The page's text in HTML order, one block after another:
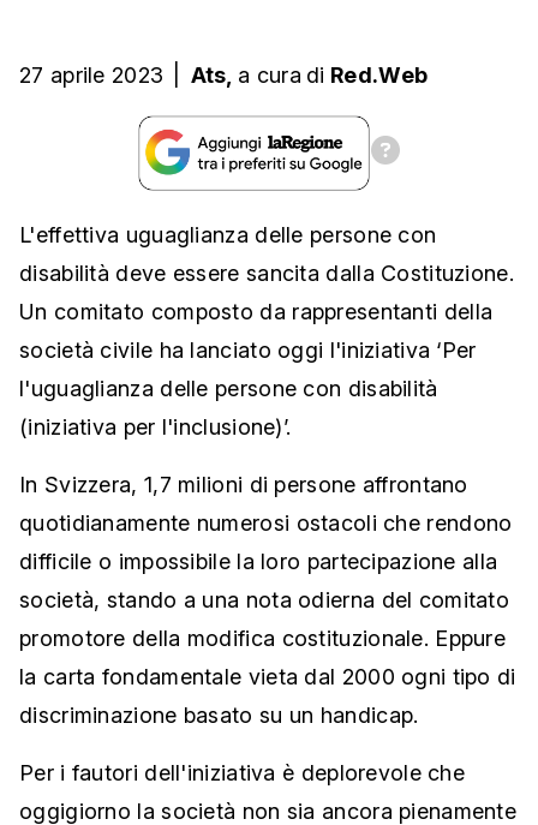
27 aprile 2023 Ats, a cura di Red.Web
L'effettiva uguaglianza delle persone con
disabilità deve essere sancita dalla Costituzione.
Un comitato composto da rappresentanti della
società civile ha lanciato oggi l'iniziativa ‘Per
l'uguaglianza delle persone con disabilità
(iniziativa per l'inclusione)’.
In Svizzera, 1,7 milioni di persone affrontano
quotidianamente numerosi ostacoli che rendono
difficile o impossibile la loro partecipazione alla
società, stando a una nota odierna del comitato
promotore della modifica costituzionale. Eppure
la carta fondamentale vieta dal 2000 ogni tipo di
discriminazione basato su un handicap.
Per i fautori dell'iniziativa è deplorevole che
oggigiorno la società non sia ancora pienamente